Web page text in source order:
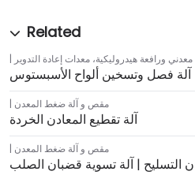
ورافعة هيدروليكية، معدات إعادة التدوير
آلة فصل وتسخين ألواح الأسبستوس
مقص و آلة ضغط المعدن
آلة تقطيع المعادن الخردة
مقص و آلة ضغط المعدن
التسليح | آلة تسوية قضبان الصلب